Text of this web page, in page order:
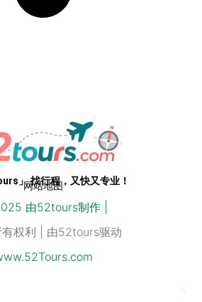
」 找行程，又快又专业！
网站地图
由52tours制作 |
有权利 | 由52tours驱动